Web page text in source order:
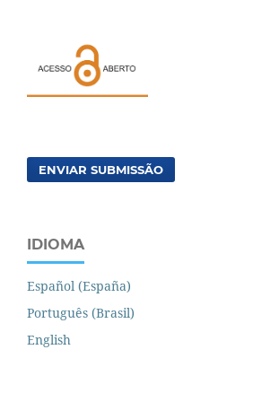
ENVIAR SUBMISSÃO
IDIOMA
Español (España)
Português (Brasil)
English